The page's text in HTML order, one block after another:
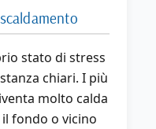
stato di stress
chiari. I più
molto calda
fondo o vicino